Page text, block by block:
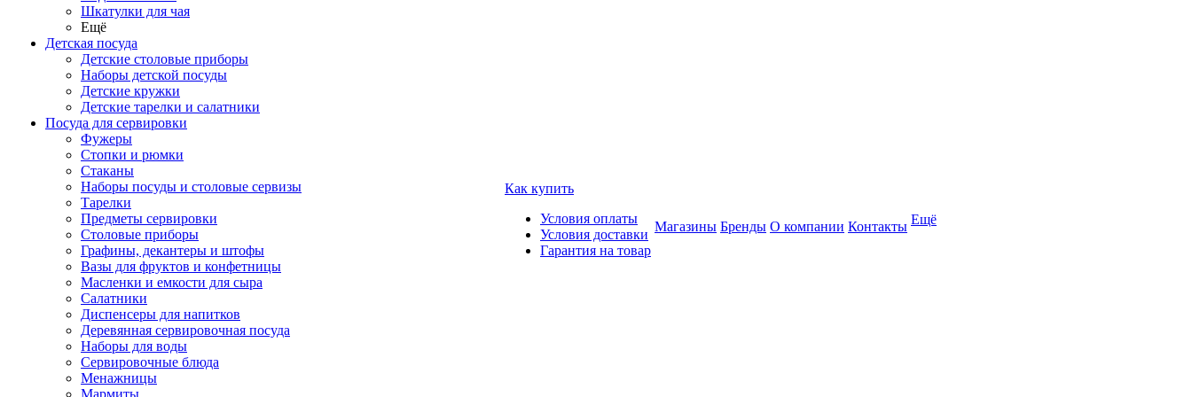
Шкатулки для чая
Ещё
Детская посуда
Детские столовые приборы
Наборы детской посуды
Детские кружки
Детские тарелки и салатники
Посуда для сервировки
Фужеры
Стопки и рюмки
Стаканы
Наборы посуды и столовые сервизы
Тарелки
Предметы сервировки
Столовые приборы
Графины, декантеры и штофы
Вазы для фруктов и конфетницы
Масленки и емкости для сыра
Салатники
Диспенсеры для напитков
Деревянная сервировочная посуда
Наборы для воды
Сервировочные блюда
Менажницы
Мармиты
Как купить
Условия оплаты
Условия доставки
Гарантия на товар
Магазины Бренды О компании Контакты Ещё